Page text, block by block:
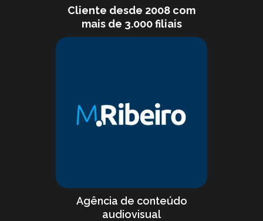
Cliente desde 2008 com
mais de 3.000 filiais
Agência de conteúdo
audiovisual